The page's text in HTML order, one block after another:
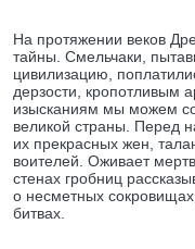
На протяжении веков
тайны. Смельчаки,
цивилизацию,
дерзости, кропотливым
изысканиям мы можем
великой страны. Перед
их прекрасных жен,
воителей. Оживает
стенах гробниц
о несметных
битвах.